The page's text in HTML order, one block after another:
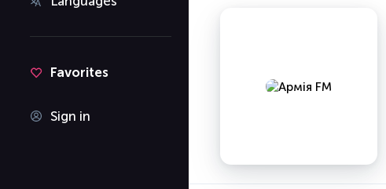
Favorites
Sign in